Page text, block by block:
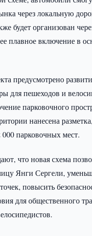
через локальную
будет организован
плавное включение в
предусмотрено
для пешеходов и
парковочного
нанесена
000 парковочных мест.
что новая схема
Янги Сергели,
повысить
для общественного